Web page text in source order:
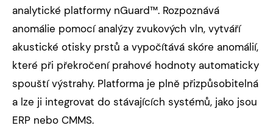
analytické platformy nGuard™. Rozpoznává
anomálie pomocí analýzy zvukových vln, vytváří
akustické otisky prstů a vypočítává skóre anomálií,
které při překročení prahové hodnoty automaticky
spouští výstrahy. Platforma je plně přizpůsobitelná
a lze ji integrovat do stávajících systémů, jako jsou
ERP nebo CMMS.